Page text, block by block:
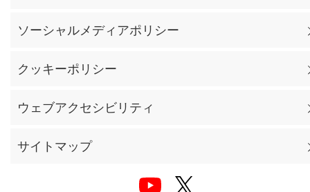
ソーシャルメディアポリシー
クッキーポリシー
ウェブアクセシビリティ
サイトマップ